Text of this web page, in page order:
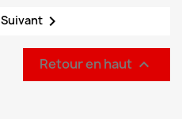
Suivant 
Retour en haut 